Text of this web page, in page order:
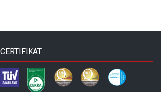
CERTIFIKAT